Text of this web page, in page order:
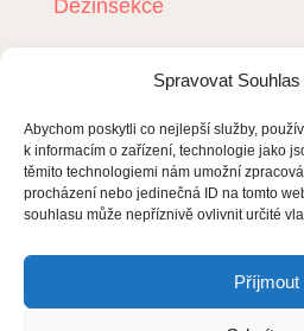
Spravovat
Abychom poskytli co nejlepší služby,
k informacím o zařízení, technologie jako
těmito technologiemi nám umožní
procházení nebo jedinečná ID na tomto
souhlasu může nepříznivě ovlivnit určité
Příjmout
Dezinsekce
Instalace sítí proti
Rizikové vyklízení
DDD Servis
Kde zasahujeme?